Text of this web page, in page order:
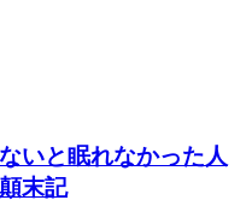
いと眠れなかった人
末記